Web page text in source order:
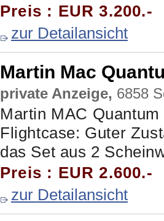
Preis : EUR 3.200.-
zur Detailansicht
Martin Mac
private Anzeige, 6858
Martin MAC
Flightcase: Guter
das Set aus 2
Preis : EUR 2.600.-
zur Detailansicht